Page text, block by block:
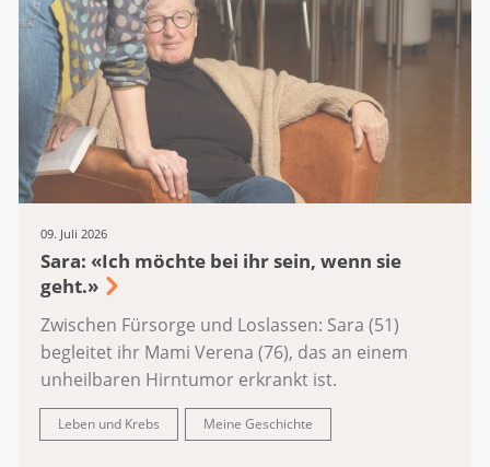
09. Juli 2026
Sara: «Ich möchte bei ihr sein, wenn sie
geht.»
Zwischen Fürsorge und Loslassen: Sara (51)
begleitet ihr Mami Verena (76), das an einem
unheilbaren Hirntumor erkrankt ist.
Leben und Krebs Meine Geschichte